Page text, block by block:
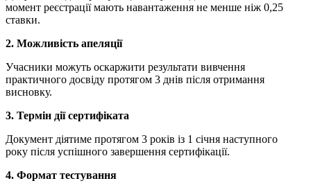
момент реєстрації мають навантаження не менше ніж 0,25
ставки.
2. Можливість апеляції
Учасники можуть оскаржити результати вивчення
практичного досвіду протягом 3 днів після отримання
висновку.
3. Термін дії сертифіката
Документ діятиме протягом 3 років із 1 січня наступного
року після успішного завершення сертифікації.
4. Формат тестування